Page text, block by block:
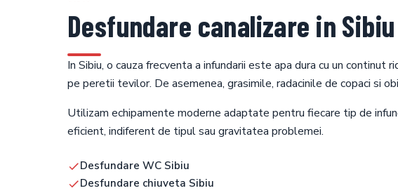
Desfundare canalizare in
In Sibiu, o cauza frecventa a infundarii este apa dura cu un continut
pe peretii tevilor. De asemenea, grasimile, radacinile de copaci si
Utilizam echipamente moderne adaptate pentru fiecare tip de
eficient, indiferent de tipul sau gravitatea problemei.
Desfundare WC Sibiu
Desfundare chiuveta Sibiu